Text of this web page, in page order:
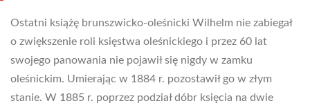
Ostatni książę brunszwicko-oleśnicki Wilhelm nie zabiegał
o zwiększenie roli księstwa oleśnickiego i przez 60 lat
swojego panowania nie pojawił się nigdy w zamku
oleśnickim. Umierając w 1884 r. pozostawił go w złym
stanie. W 1885 r. poprzez podział dóbr księcia na dwie